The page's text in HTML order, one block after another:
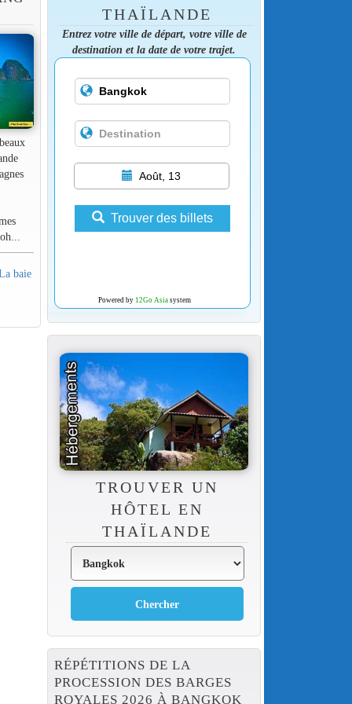
baie
THAÏLANDE
Entrez votre ville de départ, votre ville de
destination et la date de votre trajet.
Août, 13
Trouver des billets
Powered by 12Go Asiasystem
TROUVER UN
HÔTEL EN
THAÏLANDE
RÉPÉTITIONS DE LA
PROCESSION DES BARGES
ROYALES 2026 À BANGKOK